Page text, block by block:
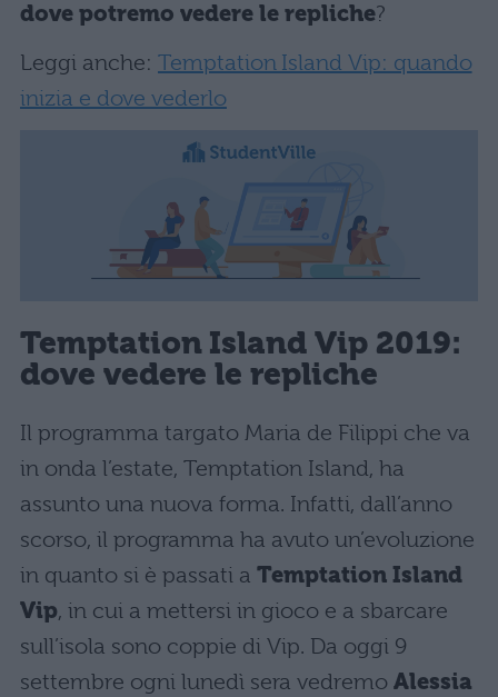
dove potremo vedere le repliche?
Leggi anche: Temptation Island Vip: quando
inizia e dove vederlo
Temptation Island Vip 2019:
dove vedere le repliche
Il programma targato Maria de Filippi che va
in onda l’estate, Temptation Island, ha
assunto una nuova forma. Infatti, dall’anno
scorso, il programma ha avuto un’evoluzione
in quanto si è passati a Temptation Island
Vip, in cui a mettersi in gioco e a sbarcare
sull’isola sono coppie di Vip. Da oggi 9
settembre ogni lunedì sera vedremo Alessia